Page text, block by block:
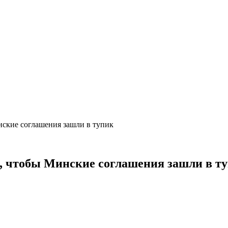
соглашения зашли в тупик
чтобы Минские соглашения зашли в